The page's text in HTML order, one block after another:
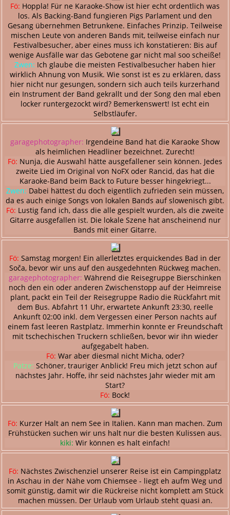
Fö: Hoppla! Für ne Karaoke-Show ist hier echt ordentlich was
los. Als Backing-Band fungieren Pigs Parlament und den
Gesang übernehmen Betrunkene. Einfaches Prinzip. Teilweise
mischen Leute von anderen Bands mit, teilweise einfach nur
Festivalbesucher, aber eines muss ich konstatieren: Bis auf
wenige Ausfälle war das Gebotene gar nicht mal soo scheiße!
Zwen: Ich glaube die meisten Festivalbesucher haben hier
wirklich Ahnung von Musik. Wie sonst ist es zu erklären, dass
hier nicht nur gesungen, sondern sich auch teils kurzerhand
ein Instrument der Band gekrallt und der Song den mal eben
locker runtergezockt wird? Bemerkenswert! Ist echt ein
Selbstläufer.
garagephotographer: Irgendeine Band hat die Karaoke Show
als heimlichen Headliner bezeichnet. Zurecht!
Fö: Nunja, die Auswahl hätte ausgefallener sein können. Jedes
zweite Lied im Original von NoFX oder Rancid, das hat die
Karaoke-Band beim Back to Future besser hingekriegt...
Zwen: Dabei hättest du doch eigentlich zufrieden sein müssen,
da es auch einige Songs von lokalen Bands auf slowenisch gibt.
Fö: Lustig fand ich, dass die alle gespielt wurden, als die zweite
Gitarre ausgefallen ist. Die lokale Szene hat anscheinend nur
Bands mit einer Gitarre.
Fö: Samstag morgen! Ein allerletztes erquickendes Bad in der
Soča, bevor wir uns auf den ausgedehnten Rückweg machen.
garagephotographer: Während die Reisegruppe Bierschinken
noch den ein oder anderen Zwischenstopp auf der Heimreise
plant, packt ein Teil der Reisegruppe Radio die Rückfahrt mit
dem Bus. Abfahrt 11 Uhr, erwartete Ankunft 23:30, reelle
Ankunft 02:00 inkl. dem Vergessen einer Person nachts auf
einem fast leeren Rastplatz. Immerhin konnte er Freundschaft
mit tschechischen Truckern schließen, bevor wir ihn wieder
aufgegabelt haben.
Fö: War aber diesmal nicht Micha, oder?
Patze: Schöner, trauriger Anblick! Freu mich jetzt schon auf
nächstes Jahr. Hoffe, ihr seid nächstes Jahr wieder mit am
Start?
Fö: Bock!
Fö: Kurzer Halt an nem See in Italien. Kann man machen. Zum
Frühstücken suchen wir uns halt nur die besten Kulissen aus.
kiki: Wir können es halt einfach!
Fö: Nächstes Zwischenziel unserer Reise ist ein Campingplatz
in Aschau in der Nähe vom Chiemsee - liegt eh aufm Weg und
somit günstig, damit wir die Rückreise nicht komplett am Stück
machen müssen. Der Urlaub vom Urlaub steht quasi an.